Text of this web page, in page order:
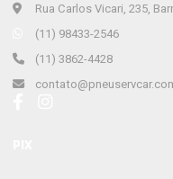
Rua Carlos Vicari, 235,
(11) 98433-2546
(11) 3862-4428